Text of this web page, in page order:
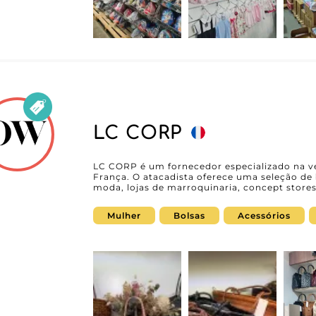
LC CORP
LC CORP é um fornecedor especializado na
França. O atacadista oferece uma seleção
moda, lojas de marroquinaria, concept
coleções atualizadas regularmente, LC
desejam ampliar seu mix com bolsas
conta na My Fashion Wholesaler, os
do fornecedor e desenvolver uma parceria
acessórios de moda.
Mulher Bolsas Acessórios